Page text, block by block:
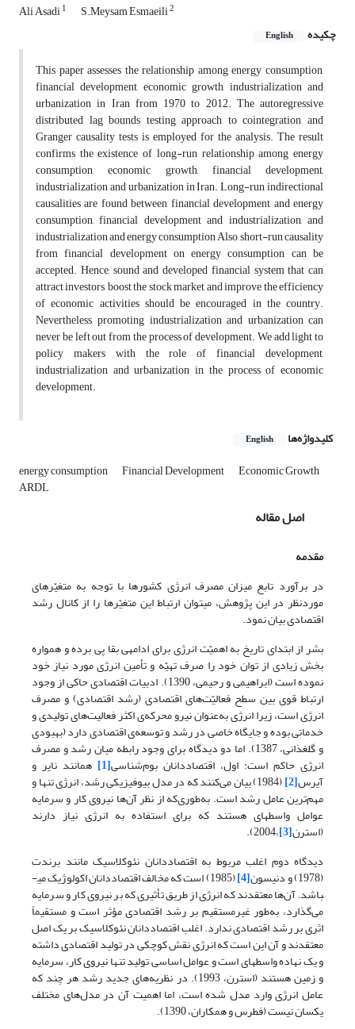
Ali Asadi1 S.Meysam Esmaeili2
چکیده English
This paper assesses the relationship among energy consumption,
financial development, economic growth, industrialization and
urbanization in Iran from 1970 to 2012. The autoregressive
distributed lag bounds testing approach to cointegration and
Granger causality tests is employed for the analysis. The result
confirms the existence of long-run relationship among energy
consumption, economic growth, financial development,
industrialization and urbanization in Iran. Long-run indirectional
causalities are found between financial development and energy
consumption, financial development and industrialization, and
industrialization and energy consumption Also, short-run causality
from financial development on energy consumption can be
accepted. Hence, sound and developed financial system that can
attract investors, boost the stock market and improve the efficiency
of economic activities should be encouraged in the country.
Nevertheless, promoting industrialization and urbanization can
never be left out from the process of development. We add light to
policy makers with the role of financial development,
industrialization and urbanization in the process of economic
development.
کلیدواژه‌ها English
energy consumption Financial Development Economic Growth
ARDL
اصل مقاله
مقدمه
در برآورد تابع میزان مصرف انرژی کشورها با توجه به متغیّرهای
موردنظر در این پژوهش، می­توان ارتباط این متغیّرها را از کانال رشد
اقتصادی بیان نمود.
بشر از ابتدای تاریخ به اهمیّت انرژی برای ادامه­ی بقا پی برده و همواره
بخش زیادی از توان خود را صرف تهیّه و تأمین انرژی مورد نیاز خود
نموده است (ابراهیمی و رحیمی، 1390). ادبیات اقتصادی حاکی از وجود
ارتباط قوی بین سطح فعالیّت‌های اقتصادی (رشد اقتصادی) و مصرف
انرژی است، زیرا انرژی به‌عنوان نیرو محرکه‌ی اکثر فعالیت‌های تولیدی و
خدماتی بوده و جایگاه خاصی در رشد و توسعه‌ی اقتصادی دارد (بهبودی
و گلغذانی، 1387). اما دو دیدگاه برای وجود رابطه میان رشد و مصرف
انرژی حاکم است: اول، اقتصاددانان بوم‌شناسی[1] همانند نایر و
آیرس[2] (1984) بیان می‌کنند که در مدل بیوفیزیکی رشد، انرژی تنها و
مهم‌ترین عامل رشد است. به‌طوری‌که از نظر آن‌ها نیروی کار و سرمایه
عوامل واسطه­ای هستند که برای استفاده به انرژی نیاز دارند
(استرن[3] ،2004).
دیدگاه دوم اغلب مربوط به اقتصاددانان نئوکلاسیک مانند برندت
(1978) و دنیسون [4] (1985) است که مخالف اقتصاددانان اکولوژیک می­
باشد. آن‌ها معتقدند که انرژی از طریق تأثیری که بر نیروی کار و سرمایه
می‌گذارد، به‌طور غیرمستقیم بر رشد اقتصادی مؤثر است و مستقیماً
اثری بر رشد اقتصادی ندارد. اغلب اقتصاددانان نئوکلاسیک بر یک اصل
معتقدند و آن این است که انرژی نقش کوچکی در تولید اقتصادی داشته
و یک نهاده واسطه­ای است و عوامل اساسی تولید تنها نیروی کار، سرمایه
و زمین هستند (استرن، 1993). در نظریه‌های جدید رشد هر چند که
عامل انرژی وارد مدل شده است، اما اهمیت آن در مدل‌های مختلف
یکسان نیست (فطرس و همکاران، 1390).